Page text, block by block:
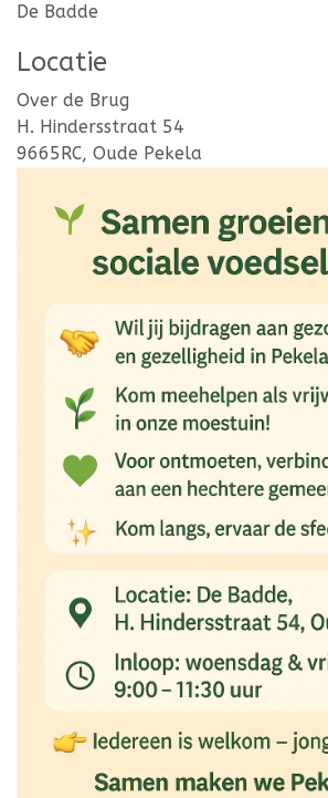
De Badde
Locatie
Over de Brug
H. Hindersstraat 54
9665RC, Oude Pekela